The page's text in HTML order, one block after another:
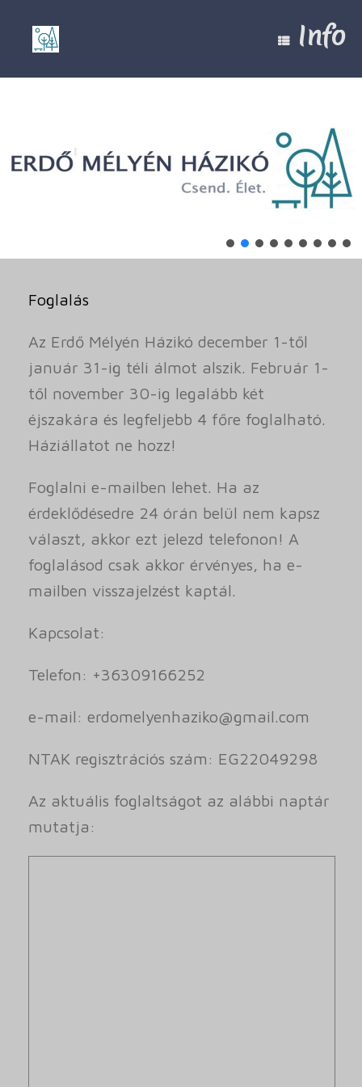
Info
Foglalás
Az Erdő Mélyén Házikó december 1-től
január 31-ig téli álmot alszik. Február 1-
től november 30-ig legalább két
éjszakára és legfeljebb 4 főre foglalható.
Háziállatot ne hozz!
Foglalni e-mailben lehet. Ha az
érdeklődésedre 24 órán belül nem kapsz
választ, akkor ezt jelezd telefonon! A
foglalásod csak akkor érvényes, ha e-
mailben visszajelzést kaptál.
Kapcsolat:
Telefon: +36309166252
e-mail: erdomelyenhaziko@gmail.com
NTAK regisztrációs szám: EG22049298
Az aktuális foglaltságot az alábbi naptár
mutatja: